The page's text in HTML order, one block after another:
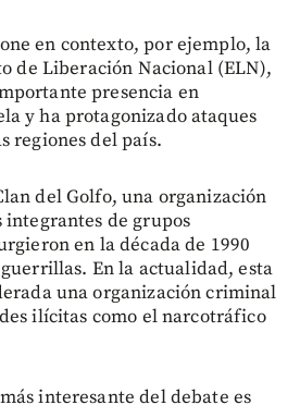
en contexto, por ejemplo, la
de Liberación Nacional (ELN),
presencia en
y ha protagonizado ataques
regiones del país.
del Golfo, una organización
de grupos
en la década de 1990
En la actualidad, esta
una organización criminal
ilícitas como el narcotráfico
interesante del debate es